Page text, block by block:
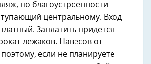
по благоустроенности
центральному. Вход
Заплатить придется
лежаков. Навесов от
если не планируете